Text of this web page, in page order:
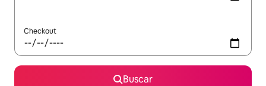
Checkout
Buscar